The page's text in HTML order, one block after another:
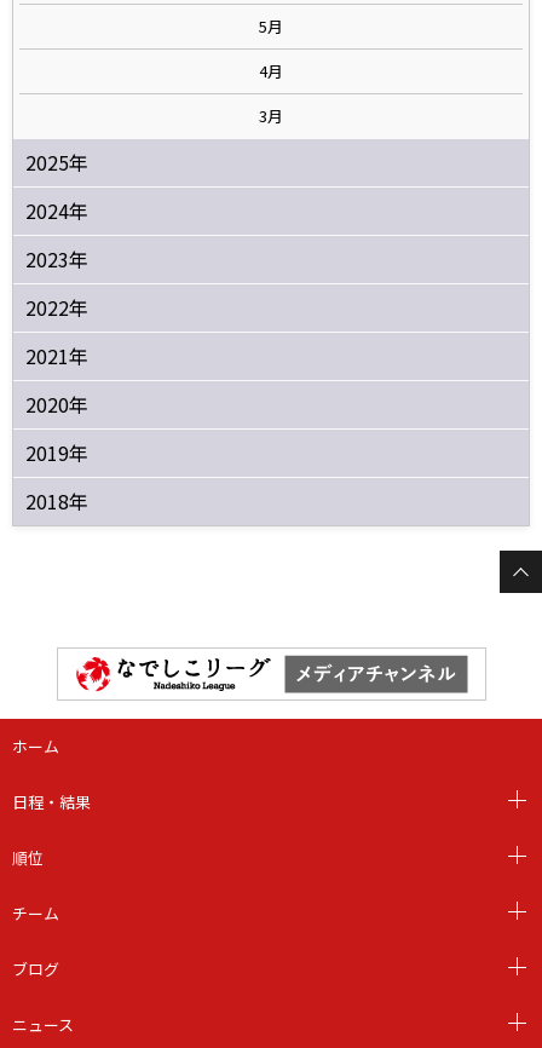
5月
4月
3月
2025年
2024年
2023年
2022年
2021年
2020年
2019年
2018年
ホーム
日程・結果
順位
チーム
ブログ
ニュース